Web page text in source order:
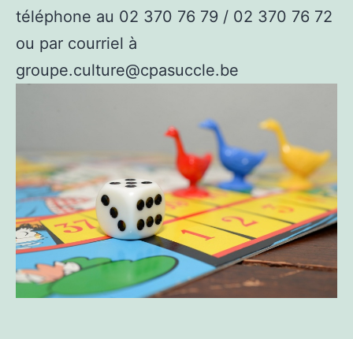
téléphone au 02 370 76 79 / 02 370 76 72
ou par courriel à
groupe.culture@cpasuccle.be